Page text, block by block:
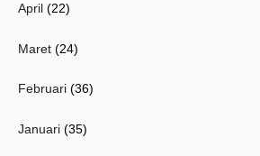
April (22)
Maret (24)
Februari (36)
Januari (35)